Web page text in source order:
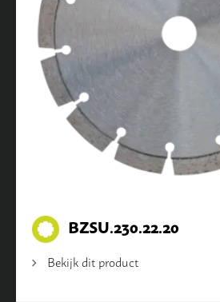
BZSU.230.22.20
Bekijk dit product